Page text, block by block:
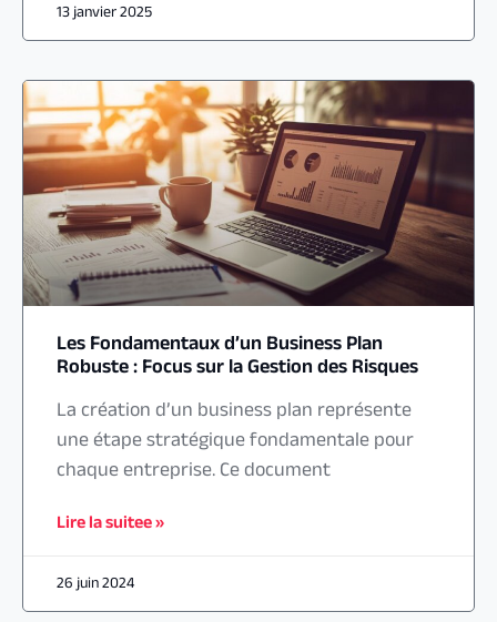
13 janvier 2025
Les Fondamentaux d’un Business Plan
Robuste : Focus sur la Gestion des Risques
La création d’un business plan représente
une étape stratégique fondamentale pour
chaque entreprise. Ce document
Lire la suitee »
26 juin 2024